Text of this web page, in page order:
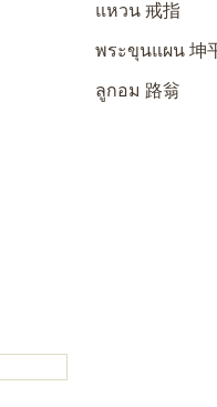
แหวน 戒指
พระขุนแผน 坤
ลูกอม 路翁